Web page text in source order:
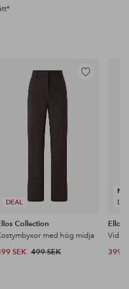
DEAL
Lägg
Collection
med hög midja
SEK 499 SEK
Ellos
399